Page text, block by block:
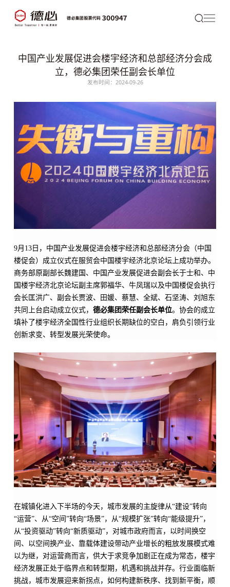
中国产业发展促进会楼宇经济和总部经济分会成
立，德必集团荣任副会长单位
发布时间：2024-09-26
9月13日，中国产业发展促进会楼宇经济和总部经济分会（中国
楼促会）成立仪式在服贸会中国楼宇经济北京论坛上成功举办。
商务部原副部长魏建国、中国产业发展促进会副会长于士和、中
国楼宇经济北京论坛副主席郭福华、牛凤瑞以及中国楼促会执行
会长匡洪广、副会长贾波、田媛、蔡慧、全斌、石坚涛、刘旭东
共同上台启动成立仪式，德必集团荣任副会长单位。协会的成立
填补了楼宇经济全国性行业组织长期缺位的空白，肩负引领行业
创新求变、转型发展光荣使命。
在城镇化进入下半场的今天，城市发展的主旋律从“建设”转向
“运营”、从“空间”转向“场景”，从“规模扩张”转向“能级提升”，
从“投资驱动”转向“新质驱动”，对城市政府而言，以时间换空
间、以空间换产业、靠载体建设带动产业增长的粗放发展模式难
以为继，对运营商而言，供大于求竞争加剧正在成为常态，楼宇
经济发展正处于临界点和转型期，机遇和挑战并存。行业面临新
挑战，城市发展迎来新拐点，如何构建新秩序、找到新平衡，顺